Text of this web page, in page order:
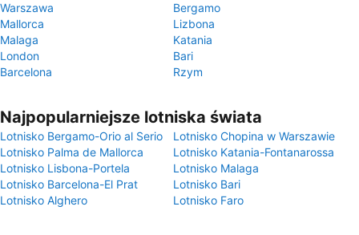
Warszawa
Bergamo
Mallorca
Lizbona
Malaga
Katania
London
Bari
Barcelona
Rzym
Najpopularniejsze lotniska świata
Lotnisko Bergamo-Orio al Serio
Lotnisko Chopina w Warszawie
Lotnisko Palma de Mallorca
Lotnisko Katania-Fontanarossa
Lotnisko Lisbona-Portela
Lotnisko Malaga
Lotnisko Barcelona-El Prat
Lotnisko Bari
Lotnisko Alghero
Lotnisko Faro